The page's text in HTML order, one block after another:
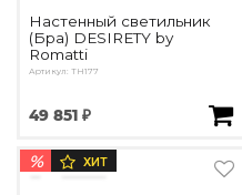
Настенный светильник
(Бра) DESIRETY by
Romatti
Артикул: TH177
49 851 ₽
% ХИТ